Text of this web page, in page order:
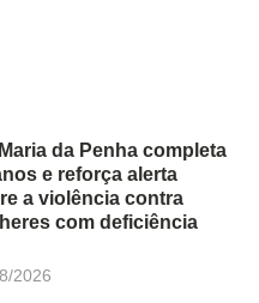
da Penha completa
e reforça alerta
a violência contra
com deficiência
2026